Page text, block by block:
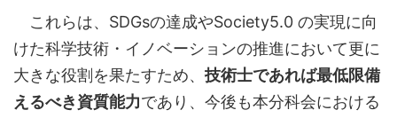
これらは、SDGsの達成やSociety5.0 の実現に向
けた科学技術・イノベーションの推進において更に
大きな役割を果たすため、 技術士であれば最低限備
えるべき資質能力であり、今後も本分科会における